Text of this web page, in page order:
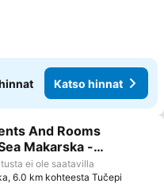
Katso hinnat
suosikkeihin
And Rooms
Makarska -
ei ole saatavilla
6.0 km kohteesta Tučepi